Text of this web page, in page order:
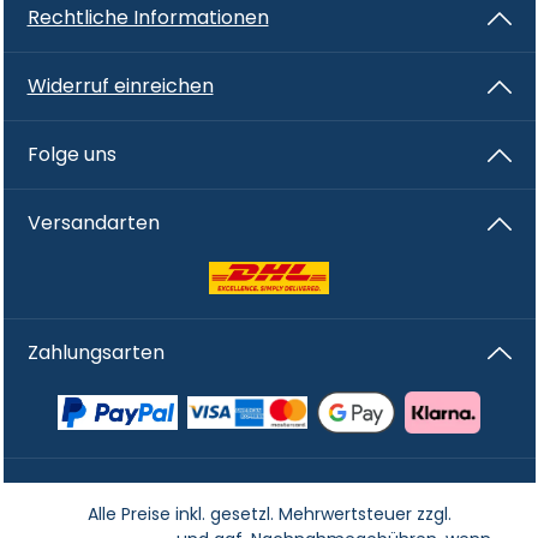
Rechtliche Informationen
Widerruf einreichen
Folge uns
Versandarten
Zahlungsarten
Alle Preise inkl. gesetzl. Mehrwertsteuer zzgl.